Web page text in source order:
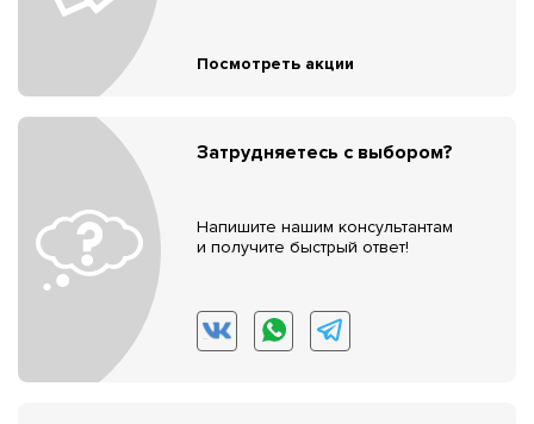
Посмотреть акции
Затрудняетесь с выбором?
Напишите нашим консультантам
и получите быстрый ответ!